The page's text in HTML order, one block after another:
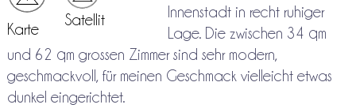
Karte
Satellit
Innenstadt in recht ruhiger
Lage. Die zwischen 34 qm
und 62 qm grossen Zimmer sind sehr modern,
geschmackvoll, für meinen Geschmack vielleicht etwas
dunkel eingerichtet.